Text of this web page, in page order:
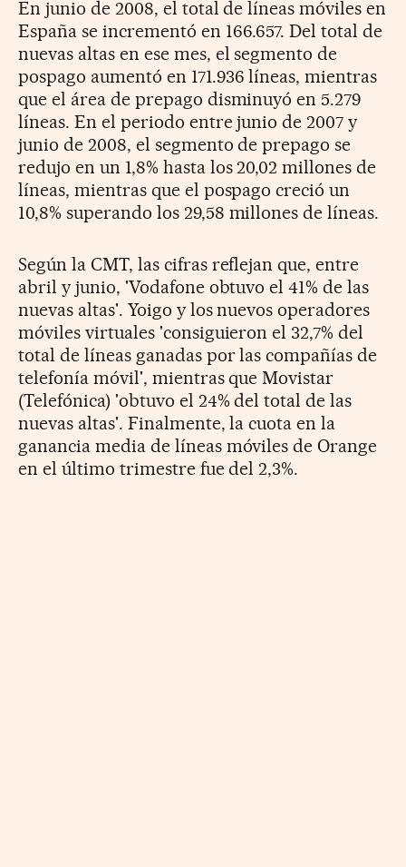
En junio de 2008, el total de líneas móviles en
España se incrementó en 166.657. Del total de
nuevas altas en ese mes, el segmento de
pospago aumentó en 171.936 líneas, mientras
que el área de prepago disminuyó en 5.279
líneas. En el periodo entre junio de 2007 y
junio de 2008, el segmento de prepago se
redujo en un 1,8% hasta los 20,02 millones de
líneas, mientras que el pospago creció un
10,8% superando los 29,58 millones de líneas.
Según la CMT, las cifras reflejan que, entre
abril y junio, 'Vodafone obtuvo el 41% de las
nuevas altas'. Yoigo y los nuevos operadores
móviles virtuales 'consiguieron el 32,7% del
total de líneas ganadas por las compañías de
telefonía móvil', mientras que Movistar
(Telefónica) 'obtuvo el 24% del total de las
nuevas altas'. Finalmente, la cuota en la
ganancia media de líneas móviles de Orange
en el último trimestre fue del 2,3%.